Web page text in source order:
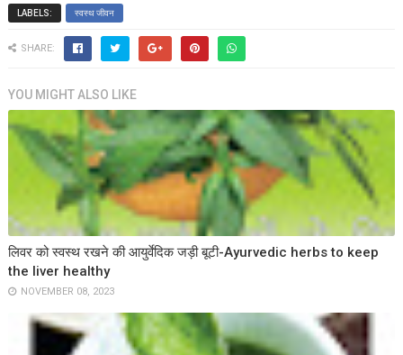
LABELS: स्वस्थ जीवन
SHARE:
YOU MIGHT ALSO LIKE
लिवर को स्वस्थ रखने की आयुर्वेदिक जड़ी बूटी-Ayurvedic herbs to keep
the liver healthy
NOVEMBER 08, 2023